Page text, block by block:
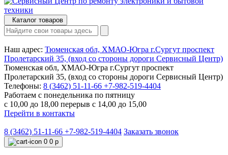
Каталог товаров
Наш адрес: Тюменская обл, ХМАО-Югра г.Сургут проспект
Пролетарский 35, (вход со стороны дороги Сервисный Центр)
Тюменская обл, ХМАО-Югра г.Сургут проспект
Пролетарский 35, (вход со стороны дороги Сервисный Центр)
Телефоны: 8 (3462) 51-11-66 +7-982-519-4404
Работаем с понедельника по пятницу
с 10,00 до 18,00 перерыв с 14,00 до 15,00
Перейти в контакты
8 (3462) 51-11-66 +7-982-519-4404 Заказать звонок
0 0 р